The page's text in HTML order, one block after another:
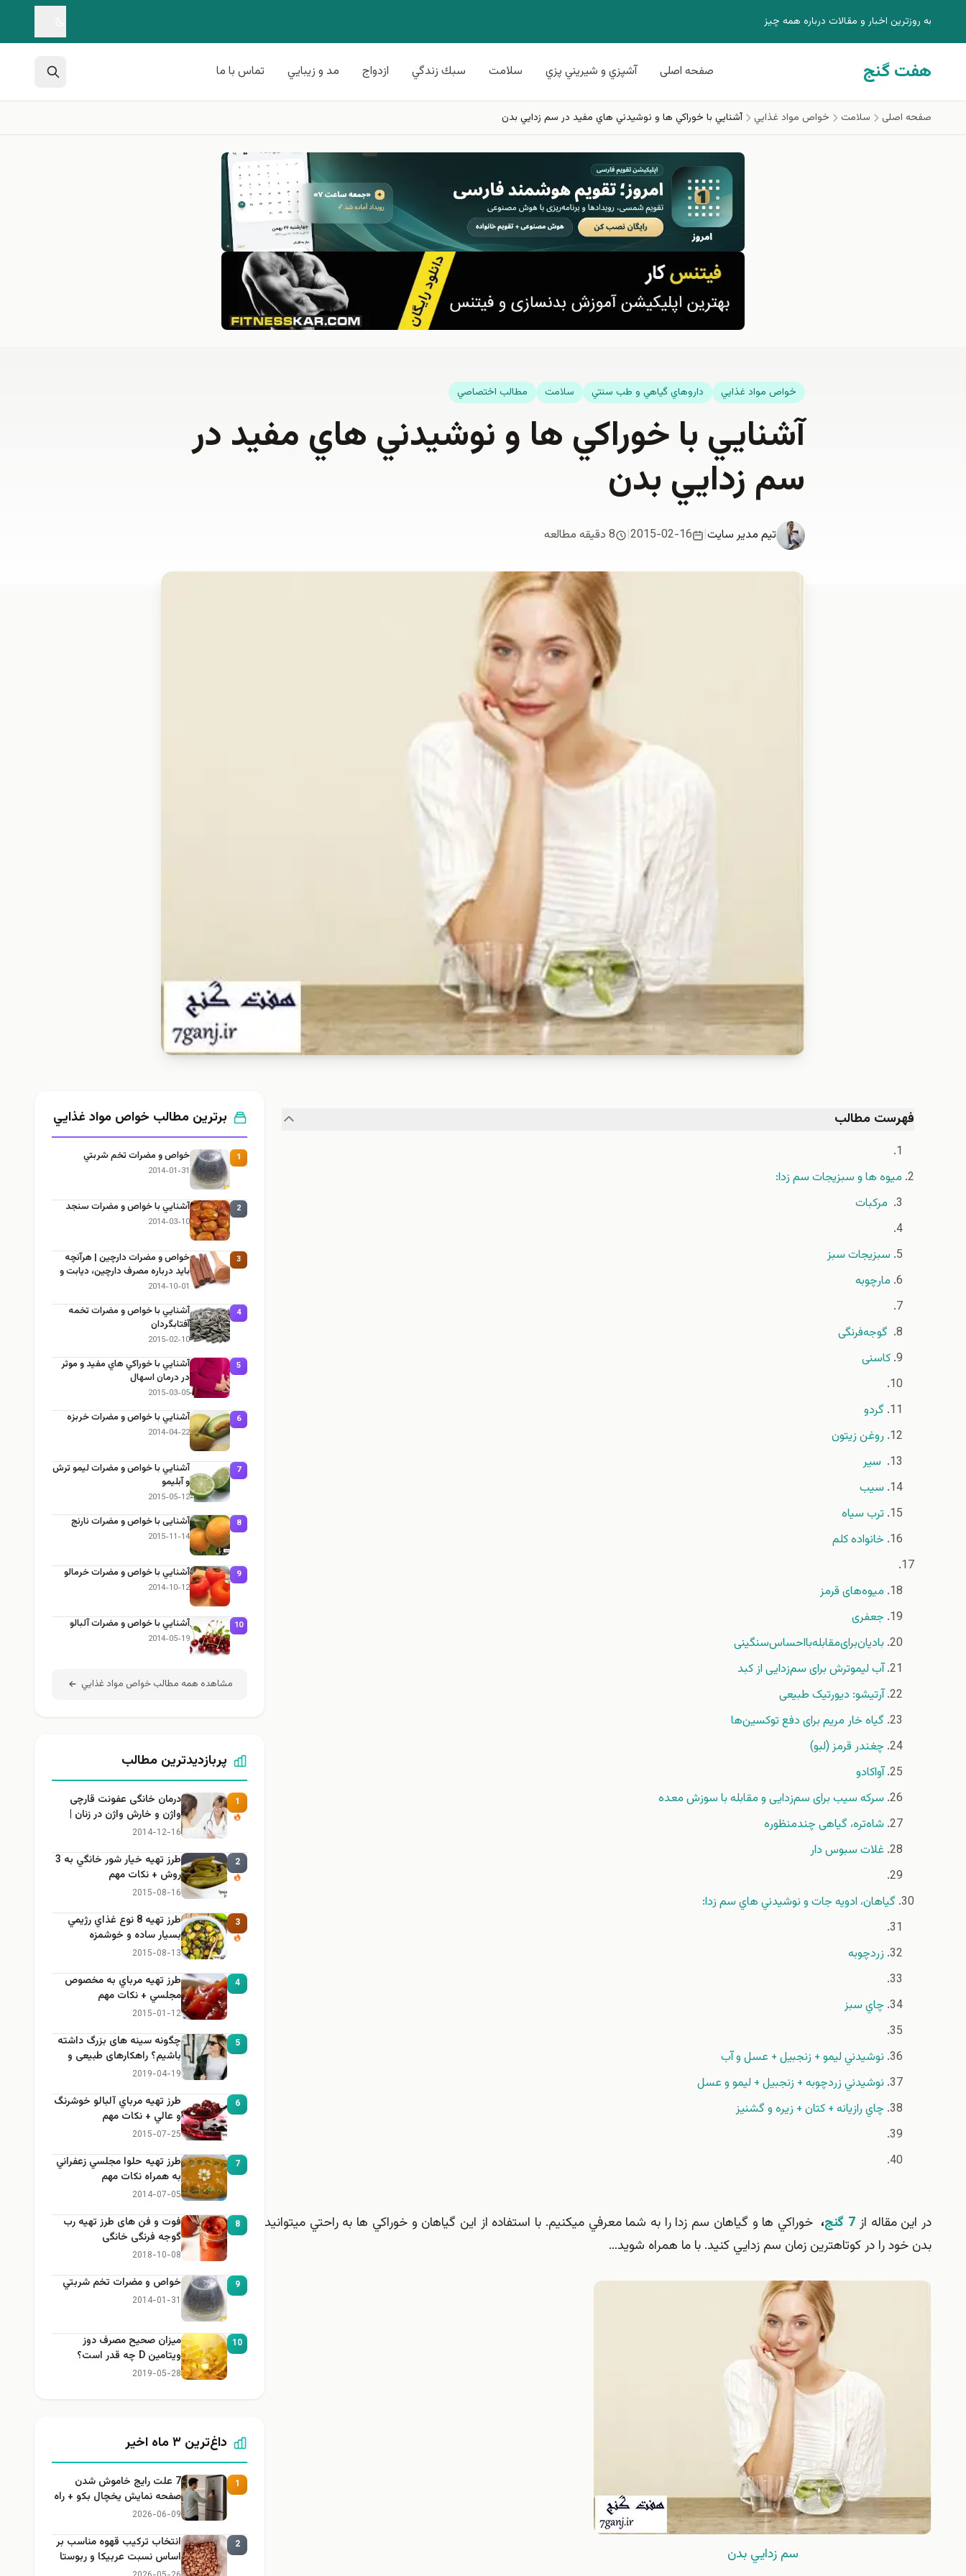
به روزترين اخبار و مقالات درباره همه چيز
هفت گنج صفحه اصلی آشپزي و شيريني پزي سلامت سبك زندگي ازدواج مد و زيبايي تماس با ما
صفحه اصلی سلامت خواص مواد غذايي آشنايي با خوراكي ها و نوشيدني هاي مفيد در سم زدايي بدن
خواص مواد غذايي داروهاي گياهي و طب سنتي سلامت مطالب اختصاصي
آشنايي با خوراكي ها و نوشيدني هاي مفيد در
سم زدايي بدن
تیم مدیر سایت|
2015-02-16
| 8 دقیقه مطالعه
فهرست مطالب
ميوه ها و سبزيجات سم زدا:
مرکبات
سبزيجات سبز
مارچوبه
گوجه‌فرنگی
کاسنی
گردو
روغن زيتون
سير
سيب
ترب سیاه
خانواده كلم
میوه‌های قرمز
جعفری
بادیان‌برای‌مقابله‌با‌احساس‌سنگینی
آب لیموترش برای سم‌زدایی از کبد
آرتیشو: دیورتیک طبیعی
گیاه خار مریم برای دفع توکسین‌ها
چغندر قرمز (لبو)
آواکادو
سرکه سیب برای سم‌زدایی و مقابله با سوزش معده
شاه‌تره، گیاهی چندمنظوره
غلات سبوس دار
گياهان، ادويه جات و نوشيدني هاي سم زدا:
زردچوبه
چاي سبز
نوشيدني ليمو + زنجبيل + عسل و آب
نوشيدني زردچوبه + زنجبيل + ليمو و عسل
چاي رازيانه + كتان + زيره و گشنيز
در اين مقاله از 7 گنج ، خوراكي ها و گياهان سم زدا را به شما معرفي ميكنيم. با استفاده از اين گياهان و خوراكي ها به راحتي ميتوانيد
بدن خود را در كوتاهترين زمان سم زدايي كنيد. با ما همراه شويد…
سم زدايي بدن
برترین مطالب خواص مواد غذايي
1 خواص و مضرات تخم شربتي
2014-01-31
2 آشنايي با خواص و مضرات سنجد
2014-03-10
3
خواص و مضرات دارچین | هرآنچه
باید درباره مصرف دارچین، دیابت و
لاغری بدانید
2014-10-01
4
آشنايي با خواص و مضرات تخمه
آفتابگردان
2015-02-10
5
آشنايي با خوراكي هاي مفيد و موثر
در درمان اسهال
2015-03-05
6 آشنايي با خواص و مضرات خربزه
2014-04-22
7
آشنايي با خواص و مضرات ليمو ترش
و آبليمو
2015-05-12
8 آشنایی با خواص و مضرات نارنج
2015-11-14
9 آشنايي با خواص و مضرات خرمالو
2014-10-12
10 آشنايي با خواص و مضرات آلبالو
2014-05-19
مشاهده همه مطالب خواص مواد غذايي
پربازدیدترین مطالب
1
درمان خانگی عفونت قارچی
واژن و خارش واژن در زنان |
راهنمای کامل، ایمن و کاربردی
2014-12-16
2
طرز تهيه خیار شور خانگي به 3
روش + نكات مهم
2015-08-16
3
طرز تهيه 8 نوع غذاي رژيمي
بسيار ساده و خوشمزه
2015-08-13
4
طرز تهيه مرباي به مخصوص
مجلسي + نكات مهم
2015-01-12
5
چگونه سینه های بزرگ داشته
باشیم؟ راهکارهای طبیعی و
خانگی برای بزرگ کردن سینه
2019-04-19
6
طرز تهيه مرباي آلبالو خوشرنگ
و عالي + نكات مهم
2015-07-25
7
طرز تهيه حلوا مجلسي زعفراني
به همراه نكات مهم
2014-07-05
8
فوت و فن های طرز تهیه رب
گوجه فرنگی خانگی
2018-10-08
9 خواص و مضرات تخم شربتي
2014-01-31
10
میزان صحیح مصرف دوز
ویتامین D چه قدر است؟
2019-05-28
داغ‌ترین ۳ ماه اخیر
1
7 علت رایج خاموش شدن
صفحه نمایش یخچال بکو + راه
حل
2026-06-09
2
انتخاب ترکیب قهوه مناسب بر
اساس نسبت عربیکا و ربوستا